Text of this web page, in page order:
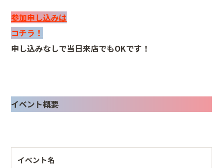
参加申し込みは
コチラ！
申し込みなしで当日来店でもOKです！
イベント概要
イベント名